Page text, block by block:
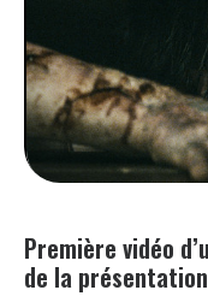
Première vidéo
de la